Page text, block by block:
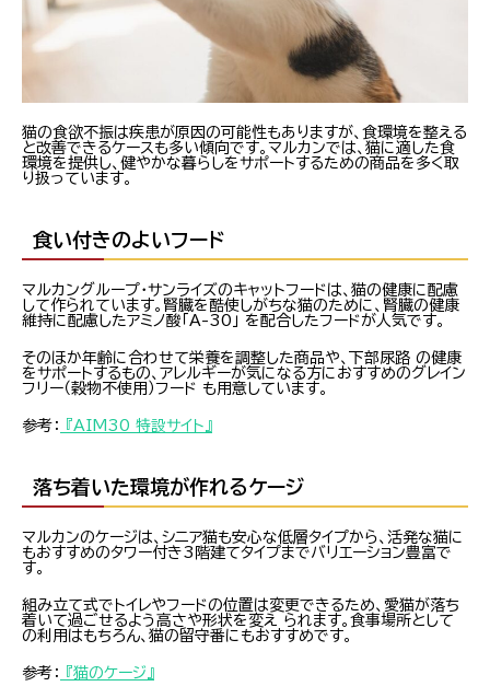
猫の食欲不振は疾患が原因の可能性もありますが、食環境を整える
と改善できるケースも多い傾向です。マルカンでは、猫に適した食
環境を提供し、健やかな暮らしをサポートするための商品を多く取
り扱っています。
食い付きのよいフード
マルカングループ・サンライズのキャットフードは、猫の健康に配慮
して作られています。腎臓を酷使しがちな猫のために、腎臓の健康
維持に配慮したアミノ酸「A-30」 を配合したフードが人気です。
そのほか年齢に合わせて栄養を調整した商品や、下部尿路 の健康
をサポートするもの、アレルギーが気になる方におすすめのグレイン
フリー（穀物不使用）フード も用意しています。
参考： 『AIM30 特設サイト』
落ち着いた環境が作れるケージ
マルカンのケージは、シニア猫も安心な低層タイプから、活発な猫に
もおすすめのタワー付き3階建てタイプまでバリエーション豊富で
す。
組み立て式でトイレやフードの位置は変更できるため、愛猫が落ち
着いて過ごせるよう高さや形状を変え られます。食事場所として
の利用はもちろん、猫の留守番にもおすすめです。
参考： 『猫のケージ』